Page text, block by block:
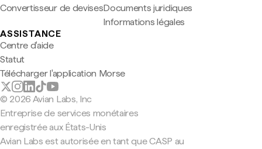
Convertisseur de devisesDocuments juridiques
Informations légales
ASSISTANCE
Centre d'aide
Statut
Télécharger l'application Morse
© 2026 Avian Labs, Inc
Entreprise de services monétaires
enregistrée aux États-Unis
Avian Labs est autorisée en tant que CASP au